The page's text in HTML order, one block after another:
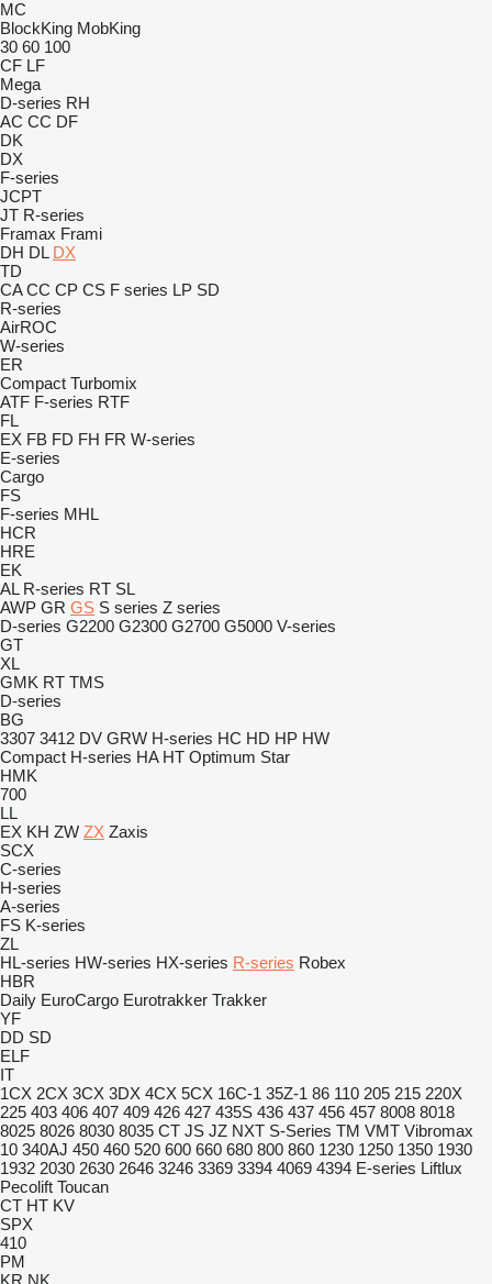
MC
BlockKing MobKing
30 60 100
CF LF
Mega
D-series RH
AC CC DF
DK
DX
F-series
JCPT
JT R-series
Framax Frami
DH DL DX
TD
CA CC CP CS F series LP SD
R-series
AirROC
W-series
ER
Compact Turbomix
ATF F-series RTF
FL
EX FB FD FH FR W-series
E-series
Cargo
FS
F-series MHL
HCR
HRE
EK
AL R-series RT SL
AWP GR GS S series Z series
D-series G2200 G2300 G2700 G5000 V-series
GT
XL
GMK RT TMS
D-series
BG
3307 3412 DV GRW H-series HC HD HP HW
Compact H-series HA HT Optimum Star
HMK
700
LL
EX KH ZW ZX Zaxis
SCX
C-series
H-series
A-series
FS K-series
ZL
HL-series HW-series HX-series R-series Robex
HBR
Daily EuroCargo Eurotrakker Trakker
YF
DD SD
ELF
IT
1CX 2CX 3CX 3DX 4CX 5CX 16C-1 35Z-1 86 110 205 215 220X
225 403 406 407 409 426 427 435S 436 437 456 457 8008 8018
8025 8026 8030 8035 CT JS JZ NXT S-Series TM VMT Vibromax
10 340AJ 450 460 520 600 660 680 800 860 1230 1250 1350 1930
1932 2030 2630 2646 3246 3369 3394 4069 4394 E-series Liftlux
Pecolift Toucan
CT HT KV
SPX
410
PM
KR NK